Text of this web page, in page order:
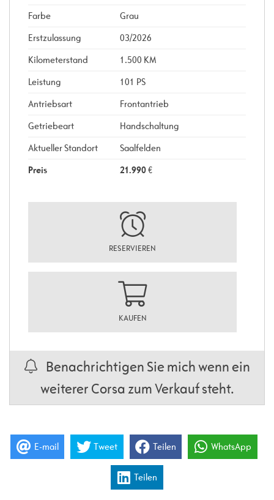
Farbe
Grau
Erstzulassung
03/2026
Kilometerstand
1.500 KM
Leistung
101 PS
Antriebsart
Frontantrieb
Getriebeart
Handschaltung
Aktueller Standort
Saalfelden
Preis
21.990€
RESERVIEREN
KAUFEN
Benachrichtigen Sie mich wenn ein
weiterer Corsa zum Verkauf steht.
E-mail Tweet Teilen WhatsApp
Teilen